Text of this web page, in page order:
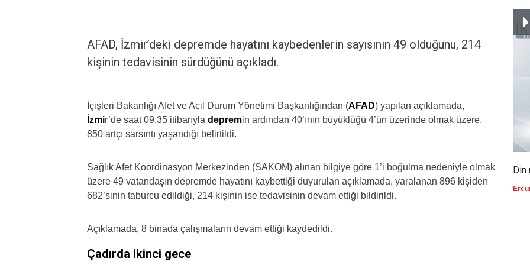
AFAD, İzmir’deki depremde hayatını kaybedenlerin sayısının 49 olduğunu, 214
kişinin tedavisinin sürdüğünü açıkladı.
İçişleri Bakanlığı Afet ve Acil Durum Yönetimi Başkanlığından (AFAD) yapılan açıklamada,
İzmir’de saat 09.35 itibarıyla depremin ardından 40’ının büyüklüğü 4’ün üzerinde olmak üzere,
850 artçı sarsıntı yaşandığı belirtildi.
Sağlık Afet Koordinasyon Merkezinden (SAKOM) alınan bilgiye göre 1’i boğulma nedeniyle olmak
üzere 49 vatandaşın depremde hayatını kaybettiği duyurulan açıklamada, yaralanan 896 kişiden
682’sinin taburcu edildiği, 214 kişinin ise tedavisinin devam ettiği bildirildi.
Açıklamada, 8 binada çalışmaların devam ettiği kaydedildi.
Çadırda ikinci gece
Din